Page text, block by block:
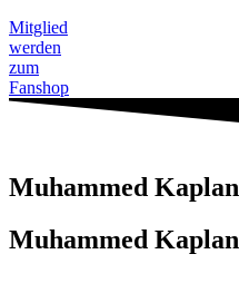
Mitglied
werden
zum
Fanshop
Muhammed Kaplan
Muhammed Kaplan